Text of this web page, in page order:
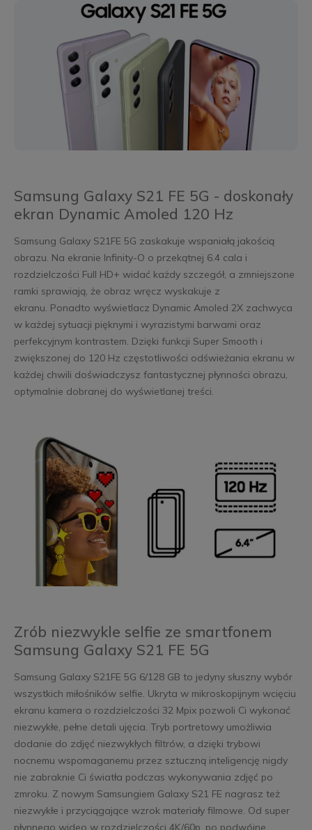
Samsung Galaxy S21 FE 5G - doskonały
ekran Dynamic Amoled 120 Hz
Samsung Galaxy S21FE 5G zaskakuje wspaniałą jakością
obrazu. Na ekranie Infinity-O o przekątnej 6.4 cala i
rozdzielczości Full HD+ widać każdy szczegół, a zmniejszone
ramki sprawiają, że obraz wręcz wyskakuje z
ekranu. Ponadto wyświetlacz Dynamic Amoled 2X zachwyca
w każdej sytuacji pięknymi i wyrazistymi barwami oraz
perfekcyjnym kontrastem. Dzięki funkcji Super Smooth i
zwiększonej do 120 Hz częstotliwości odświeżania ekranu w
każdej chwili doświadczysz fantastycznej płynności obrazu,
optymalnie dobranej do wyświetlanej treści.
Zrób niezwykle selfie ze smartfonem
Samsung Galaxy S21 FE 5G
Samsung Galaxy S21FE 5G 6/128 GB to jedyny słuszny wybór
wszystkich miłośników selfie. Ukryta w mikroskopijnym wcięciu
ekranu kamera o rozdzielczości 32 Mpix pozwoli Ci wykonać
niezwykłe, pełne detali ujęcia. Tryb portretowy umożliwia
dodanie do zdjęć niezwykłych filtrów, a dzięki trybowi
nocnemu wspomaganemu przez sztuczną inteligencję nigdy
nie zabraknie Ci światła podczas wykonywania zdjęć po
zmroku. Z nowym Samsungiem Galaxy S21 FE nagrasz też
niezwykłe i przyciągające wzrok materiały filmowe. Od super
płynnego wideo w rozdzielczości 4K/60p, po podwójne